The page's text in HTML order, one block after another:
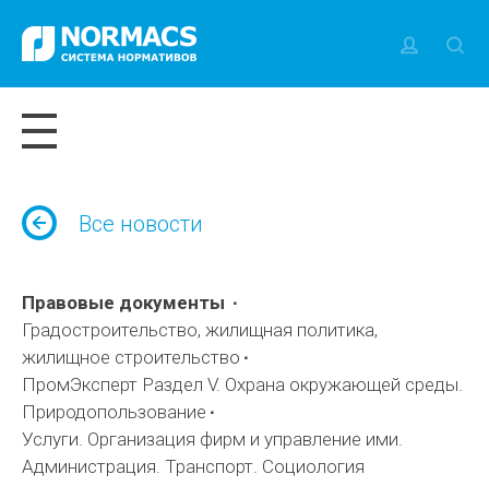
Все новости
Правовые документы
Градостроительство, жилищная политика,
жилищное строительство
ПромЭксперт Раздел V. Охрана окружающей среды.
Природопользование
Услуги. Организация фирм и управление ими.
Администрация. Транспорт. Социология